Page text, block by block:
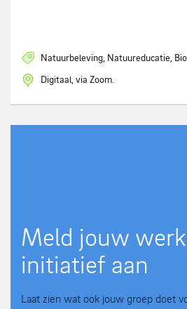
Natuurbeleving, Natuureducatie,
Digitaal, via Zoom.
Meld jouw
initiatief aan
Laat zien wat ook jouw groep doet